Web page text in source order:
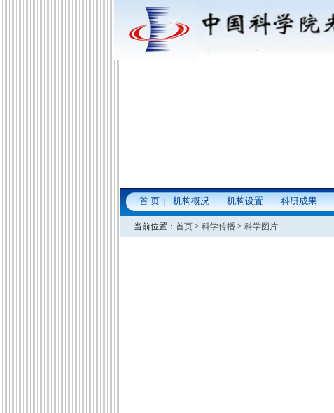
首 页 机构概况 机构设置 科研成果
当前位置： 首页 > 科学传播 > 科学图片